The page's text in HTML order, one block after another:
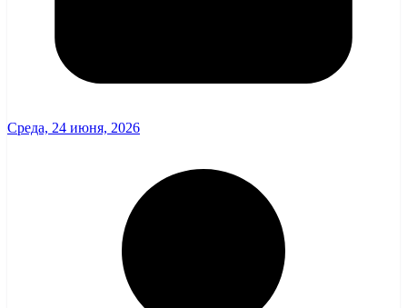
Среда, 24 июня, 2026